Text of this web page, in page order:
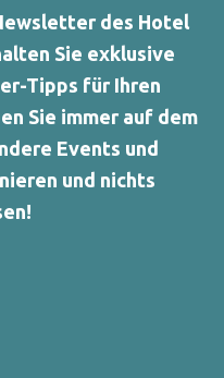
des Hotel
Sie exklusive
Tipps für Ihren
Sie immer auf dem
Events und
und nichts